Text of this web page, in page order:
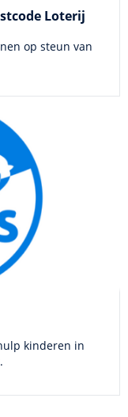
Loterij
op steun van
kinderen in